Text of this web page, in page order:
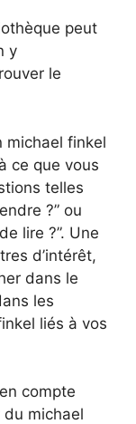
peut
y
le
michael finkel
ce que vous
telles
?” ou
lire ?”. Une
d’intérêt,
dans le
les
liés à vos
compte
du michael